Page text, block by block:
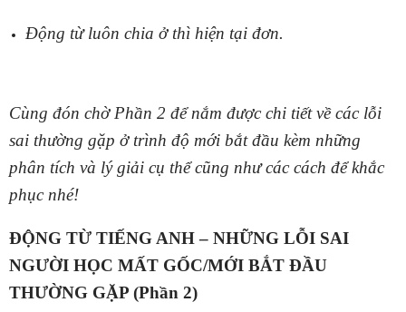
Động từ luôn chia ở thì hiện tại đơn.
Cùng đón chờ Phần 2 để nắm được chi tiết về các lỗi
sai thường gặp ở trình độ mới bắt đầu kèm những
phân tích và lý giải cụ thể cũng như các cách để khắc
phục nhé!
ĐỘNG TỪ TIẾNG ANH – NHỮNG LỖI SAI
NGƯỜI HỌC MẤT GỐC/MỚI BẮT ĐẦU
THƯỜNG GẶP (Phần 2)